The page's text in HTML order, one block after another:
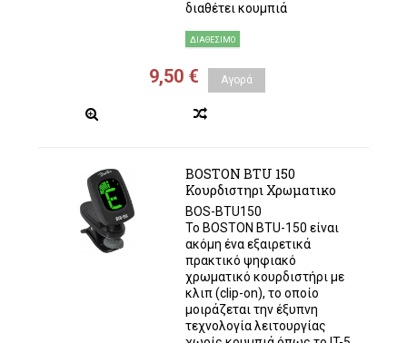
διαθέτει κουμπιά
ΔΙΑΘΈΣΙΜΟ
9,50 € Αγορά
BOSTON BTU 150
Κουρδιστηρι Χρωματικο
BOS-BTU150
Το BOSTON BTU-150 είναι
ακόμη ένα εξαιρετικά
πρακτικό ψηφιακό
χρωματικό κουρδιστήρι με
κλιπ (clip-on), το οποίο
μοιράζεται την έξυπνη
τεχνολογία λειτουργίας